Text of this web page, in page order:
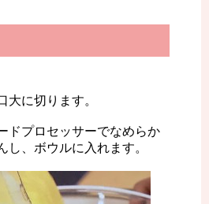
大に切ります。
ドプロセッサーでなめらか
し、ボウルに入れます。